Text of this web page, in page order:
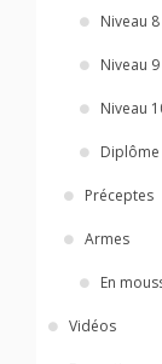
Niveau
Niveau
Niveau
Préceptes
Armes
En
Vidéos